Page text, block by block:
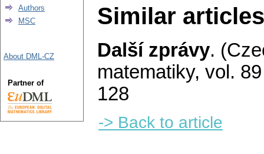
Similar
Další zprávy.
matematiky, vol.
128
-> Back to article
Authors
MSC
About DML-CZ
Partner of